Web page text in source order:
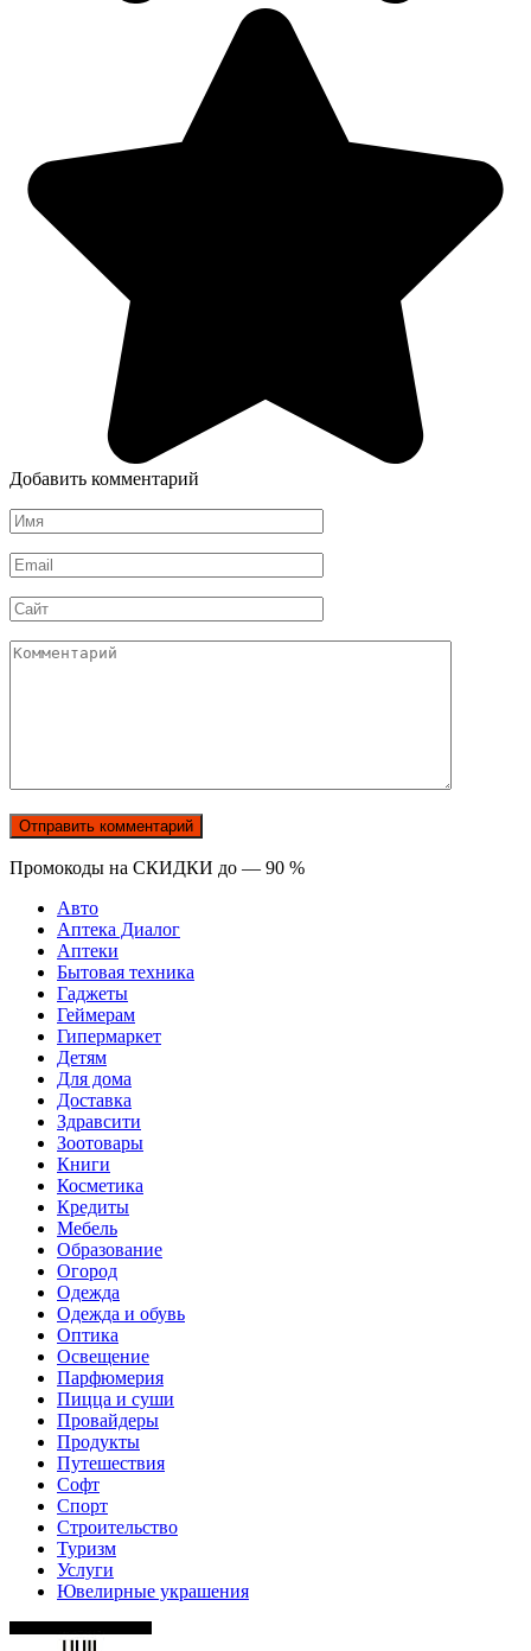
Добавить комментарий
Имя
*
Email
*
Сайт
Комментарий
Промокоды на СКИДКИ до — 90 %
Авто
Аптека Диалог
Аптеки
Бытовая техника
Гаджеты
Геймерам
Гипермаркет
Детям
Для дома
Доставка
Здравсити
Зоотовары
Книги
Косметика
Кредиты
Мебель
Образование
Огород
Одежда
Одежда и обувь
Оптика
Освещение
Парфюмерия
Пицца и суши
Провайдеры
Продукты
Путешествия
Софт
Спорт
Строительство
Туризм
Услуги
Ювелирные украшения